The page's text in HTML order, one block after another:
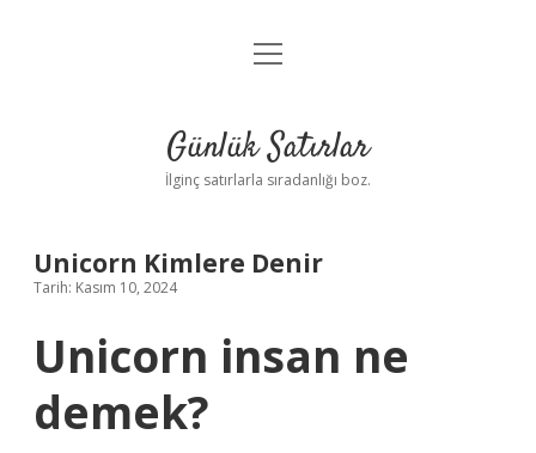
Anasayfa
Yasal Uyarı
menüyü
Günlük Satırlar
İlginç satırlarla sıradanlığı boz.
Unicorn Kimlere Denir
Tarih: Kasım 10, 2024
Unicorn insan ne
demek?